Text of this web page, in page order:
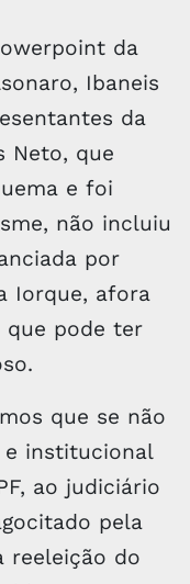
da
Ibaneis
da
Neto, que
e foi
não incluiu
por
Iorque, afora
pode ter
que se não
institucional
ao judiciário
pela
reeleição do